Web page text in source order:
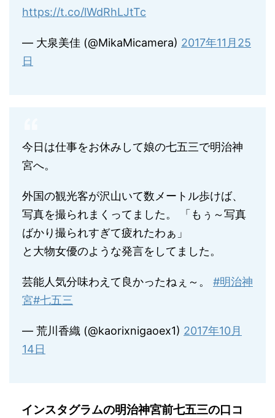
https://t.co/lWdRhLJtTc
— 大泉美佳 (@MikaMicamera) 2017年11月25
日
今日は仕事をお休みして娘の七五三で明治神
宮へ。
外国の観光客が沢山いて数メートル歩けば、
写真を撮られまくってました。 「もぅ～写真
ばかり撮られすぎて疲れたわぁ」
と大物女優のような発言をしてました。
芸能人気分味わえて良かったねぇ～。 #明治神
宮#七五三
— 荒川香織 (@kaorixnigaoex1) 2017年10月
14日
インスタグラムの明治神宮前七五三の口コ